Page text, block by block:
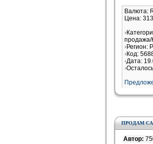
Валюта:
Цена:
продажа/
Регион:
Код:
Дата:
ПРОДАМ
Автор: